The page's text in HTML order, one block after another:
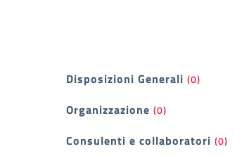
Filtri
Disposizioni Generali (0)
Organizzazione (0)
Consulenti e collaboratori (0)